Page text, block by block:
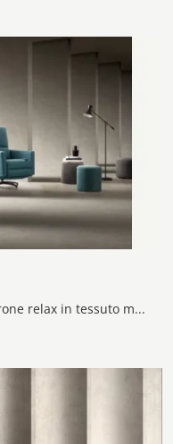
Scopri la nostra collezione di Poltrone relax in tessuto moderne: scegli il modello Levante Relax di Samoa con movimento relax.